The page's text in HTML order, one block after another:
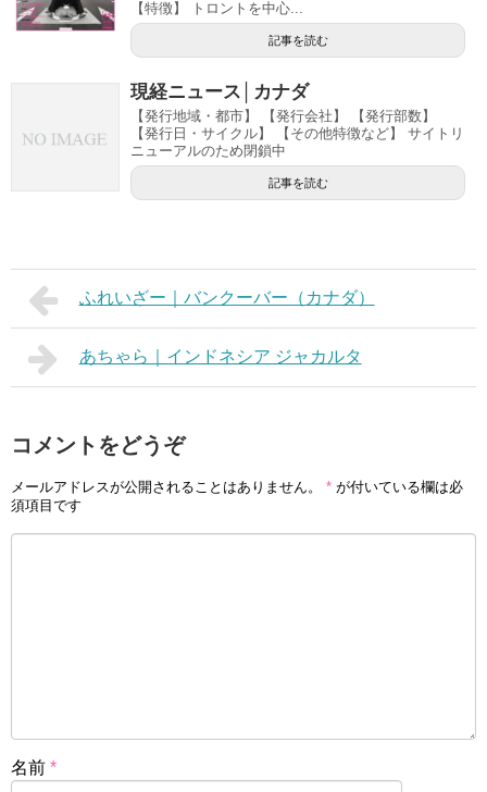
【特徴】 トロントを中心...
記事を読む
現経ニュース│カナダ
【発行地域・都市】 【発行会社】 【発行部数】
【発行日・サイクル】 【その他特徴など】 サイトリ
ニューアルのため閉鎖中
記事を読む
ふれいざー｜バンクーバー（カナダ）
あちゃら｜インドネシア ジャカルタ
コメントをどうぞ
メールアドレスが公開されることはありません。 * が付いている欄は必
須項目です
名前 *